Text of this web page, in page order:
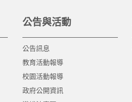
公告與活動
公告訊息
教育活動報導
校園活動報導
政府公開資訊